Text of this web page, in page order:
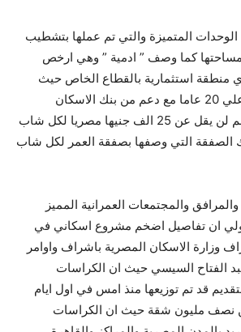
المتميزة والتي تم عملها بتشطيب
كما وصف ” ادمية ” وهي ارخص
منطقة استثمارية بالقطاع الخاص حيث
يمكنك سداد القسط علي 20 عاما مع دعم من بنك الاسكان
والتعمير حيث ان الدعم لن يقل عن 25 الف جنيها مصريا لكل شاب
الصفقة التي وصفها بصفقة العمر لكل شاب
والمجتمعات العمرانية المميز
ان تفاصيل اضخم مشروع اسكاني في
وزارة الاسكان المصرية باشراف واوامر
الفتاح السيسي حيث ان الكراسات
قد تم توزيعها منذ امس في اول ايام
نصف مليون شقة حيث ان الكراسات